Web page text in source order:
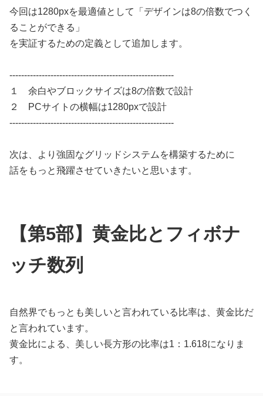
今回は1280pxを最適値として「デザインは8の倍数でつく
ることができる」
を実証するための定義として追加します。
--------------------------------------------------------
１ 余白やブロックサイズは8の倍数で設計
２ PCサイトの横幅は1280pxで設計
--------------------------------------------------------
次は、より強固なグリッドシステムを構築するために
話をもっと飛躍させていきたいと思います。
【第5部】黄金比とフィボナ
ッチ数列
自然界でもっとも美しいと言われている比率は、黄金比だ
と言われています。
黄金比による、美しい長方形の比率は1：1.618になりま
す。